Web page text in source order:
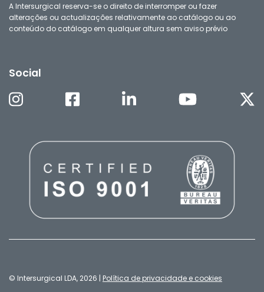
A Intersurgical reserva-se o direito de interromper ou fazer
alterações ou actualizações relativamente ao catálogo ou ao
conteúdo do catálogo em qualquer altura sem aviso prévio
Social
© Intersurgical LDA, 2026 | Política de privacidade e cookies